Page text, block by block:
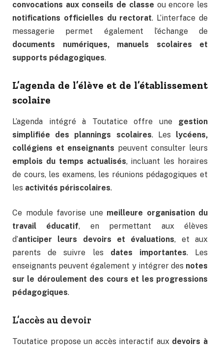
convocations aux conseils de classe ou encore les
notifications officielles du rectorat. L’interface de
messagerie permet également l’échange de
documents numériques, manuels scolaires et
supports pédagogiques.
L’agenda de l’élève et de l’établissement
scolaire
L’agenda intégré à Toutatice offre une gestion
simplifiée des plannings scolaires. Les lycéens,
collégiens et enseignants peuvent consulter leurs
emplois du temps actualisés, incluant les horaires
de cours, les examens, les réunions pédagogiques et
les activités périscolaires.
Ce module favorise une meilleure organisation du
travail éducatif, en permettant aux élèves
d’anticiper leurs devoirs et évaluations, et aux
parents de suivre les dates importantes. Les
enseignants peuvent également y intégrer des notes
sur le déroulement des cours et les progressions
pédagogiques.
L’accès au devoir
Toutatice propose un accès interactif aux devoirs à